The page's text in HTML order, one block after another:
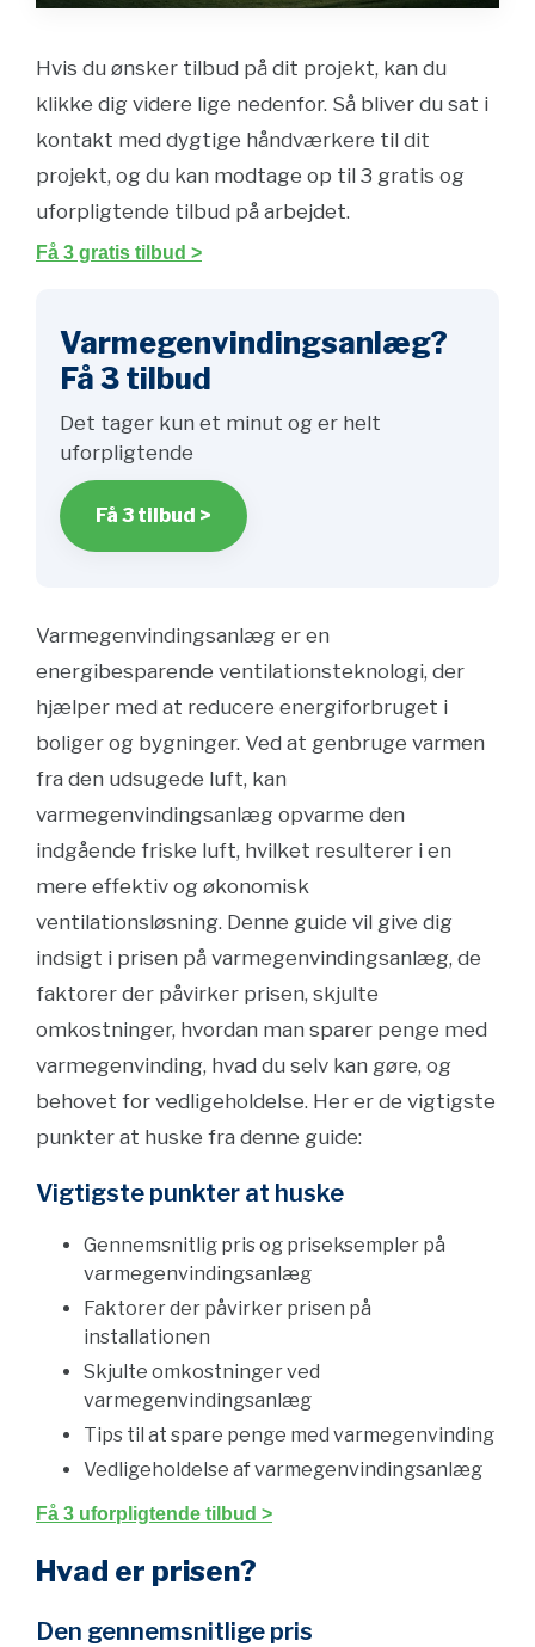
Hvis du ønsker tilbud på dit projekt, kan du
klikke dig videre lige nedenfor. Så bliver du sat i
kontakt med dygtige håndværkere til dit
projekt, og du kan modtage op til 3 gratis og
uforpligtende tilbud på arbejdet.
Få 3 gratis tilbud >
Varmegenvindingsanlæg?
Få 3 tilbud
Det tager kun et minut og er helt
uforpligtende
Få 3 tilbud >
Varmegenvindingsanlæg er en
energibesparende ventilationsteknologi, der
hjælper med at reducere energiforbruget i
boliger og bygninger. Ved at genbruge varmen
fra den udsugede luft, kan
varmegenvindingsanlæg opvarme den
indgående friske luft, hvilket resulterer i en
mere effektiv og økonomisk
ventilationsløsning. Denne guide vil give dig
indsigt i prisen på varmegenvindingsanlæg, de
faktorer der påvirker prisen, skjulte
omkostninger, hvordan man sparer penge med
varmegenvinding, hvad du selv kan gøre, og
behovet for vedligeholdelse. Her er de vigtigste
punkter at huske fra denne guide:
Vigtigste punkter at huske
Gennemsnitlig pris og priseksempler på
varmegenvindingsanlæg
Faktorer der påvirker prisen på
installationen
Skjulte omkostninger ved
varmegenvindingsanlæg
Tips til at spare penge med varmegenvinding
Vedligeholdelse af varmegenvindingsanlæg
Få 3 uforpligtende tilbud >
Hvad er prisen?
Den gennemsnitlige pris